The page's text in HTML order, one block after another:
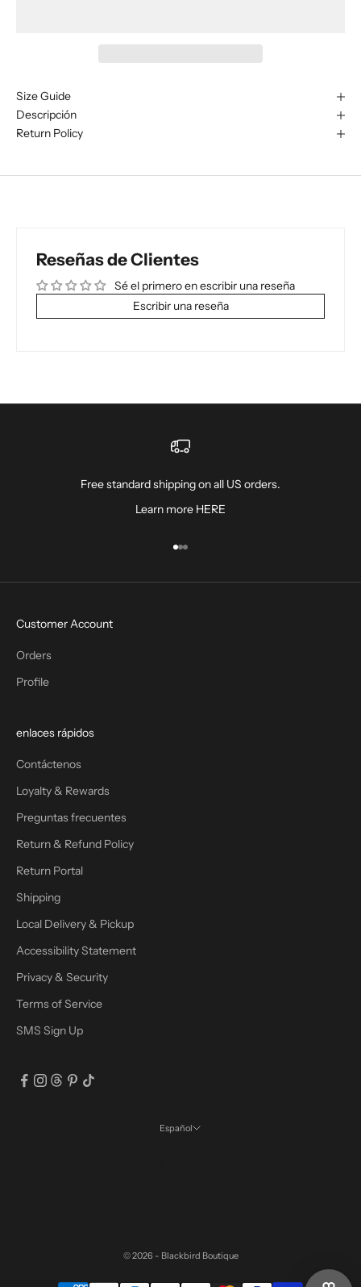
Size Guide
Descripción
Return Policy
Reseñas de Clientes
Sé el primero en escribir una reseña
Escribir una reseña
Free standard shipping on all US orders.
Learn more HERE
Ir al artículo 1
Ir al artículo 2
Ir al artículo 3
Customer Account
Orders
Profile
enlaces rápidos
Contáctenos
Loyalty & Rewards
Preguntas frecuentes
Return & Refund Policy
Return Portal
Shipping
Local Delivery & Pickup
Accessibility Statement
Privacy & Security
Terms of Service
SMS Sign Up
Español
© 2026 - Blackbird Boutique